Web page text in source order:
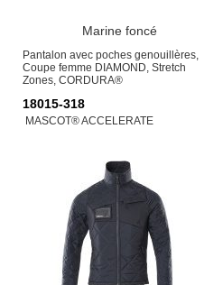
Marine foncé
Pantalon avec poches genouillères,
Coupe femme DIAMOND, Stretch
Zones, CORDURA®
18015-318
MASCOT® ACCELERATE